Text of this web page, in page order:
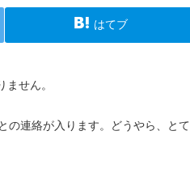
はてブ
せん。
の連絡が入ります。どうやら、とて